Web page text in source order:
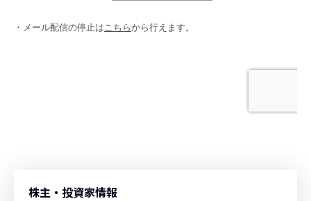
株主・投資家情報